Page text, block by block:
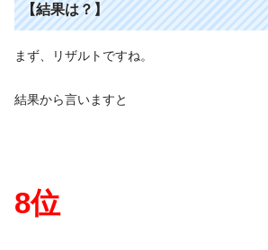
【結果は？】
まず、リザルトですね。
結果から言いますと
8位